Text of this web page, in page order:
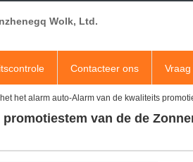
Wolk, Ltd.
Contacteer ons
het alarm auto-Alarm van de kwaliteits
van de de